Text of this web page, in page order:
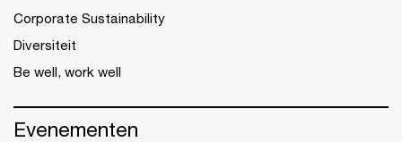
Corporate Sustainability
Diversiteit
Be well, work well
Evenementen